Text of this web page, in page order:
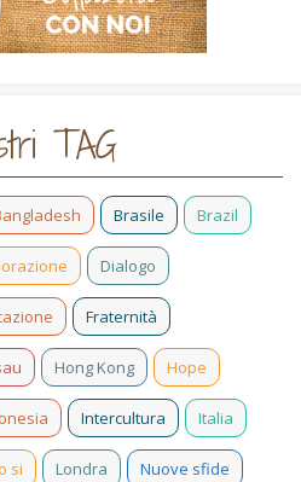
TAG
Brasile Brazil
Dialogo
Fraternità
Hong Kong Hope
Intercultura Italia
si Londra Nuove sfide